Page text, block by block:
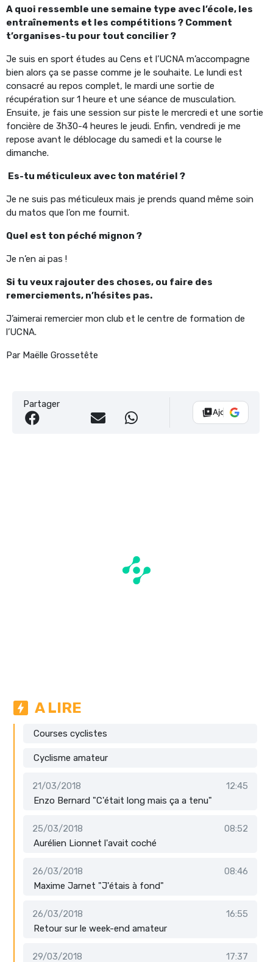
A quoi ressemble une semaine type avec l’école, les
entraînements et les compétitions ? Comment
t’organises-tu pour tout concilier ?
Je suis en sport études au Cens et l’UCNA m’accompagne
bien alors ça se passe comme je le souhaite. Le lundi est
consacré au repos complet, le mardi une sortie de
récupération sur 1 heure et une séance de musculation.
Ensuite, je fais une session sur piste le mercredi et une sortie
foncière de 3h30-4 heures le jeudi. Enfin, vendredi je me
repose avant le déblocage du samedi et la course le
dimanche.
Es-tu méticuleux avec ton matériel ?
Je ne suis pas méticuleux mais je prends quand même soin
du matos que l’on me fournit.
Quel est ton péché mignon ?
Je n’en ai pas !
Si tu veux rajouter des choses, ou faire des
remerciements, n’hésites pas.
J’aimerai remercier mon club et le centre de formation de
l’UCNA.
Par Maëlle Grossetête
Partager
Ajouter Vélo
A LIRE
Courses cyclistes
Cyclisme amateur
21/03/2018
12:45
Enzo Bernard "C'était long mais ça a tenu"
25/03/2018
08:52
Aurélien Lionnet l'avait coché
26/03/2018
08:46
Maxime Jarnet "J'étais à fond"
26/03/2018
16:55
Retour sur le week-end amateur
29/03/2018 17:37